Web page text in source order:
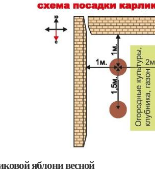
яблони весной